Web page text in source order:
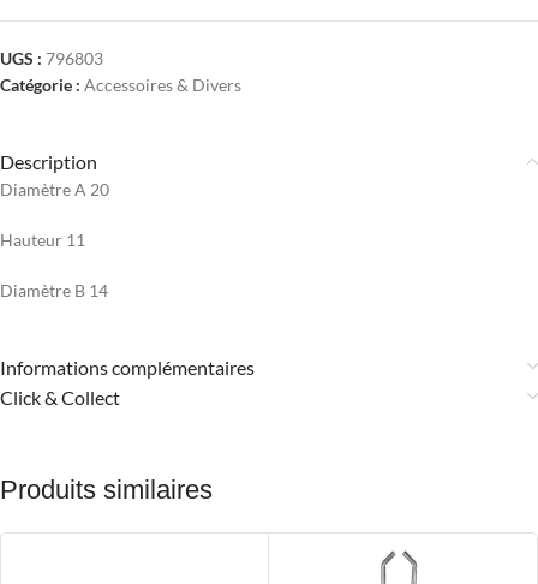
UGS : 796803
Catégorie : Accessoires & Divers
Description
Diamètre A 20
Hauteur 11
Diamètre B 14
Informations complémentaires
Click & Collect
Produits similaires